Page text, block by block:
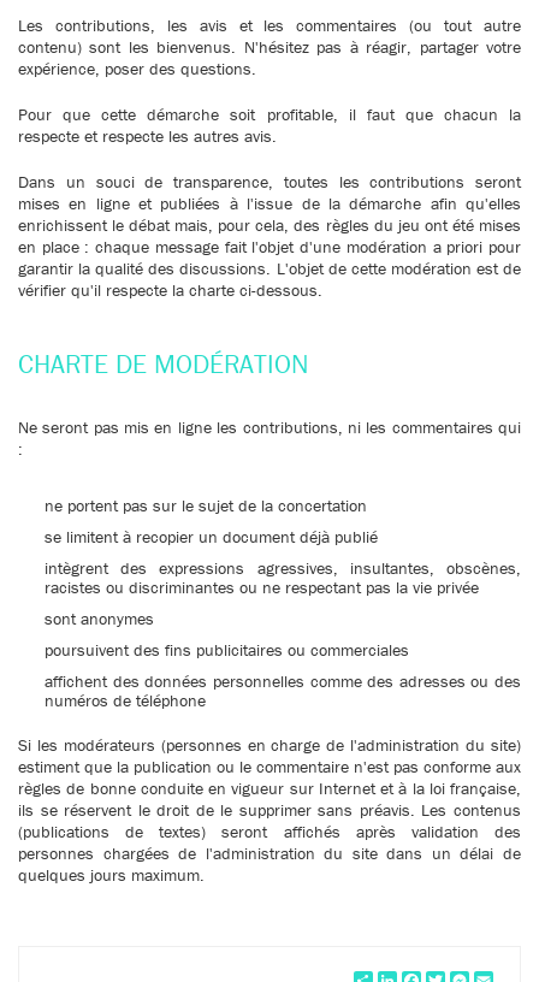
Les contributions, les avis et les commentaires (ou tout autre
contenu) sont les bienvenus. N'hésitez pas à réagir, partager votre
expérience, poser des questions.
Pour que cette démarche soit profitable, il faut que chacun la
respecte et respecte les autres avis.
Dans un souci de transparence, toutes les contributions seront
mises en ligne et publiées à l'issue de la démarche afin qu'elles
enrichissent le débat mais, pour cela, des règles du jeu ont été mises
en place : chaque message fait l'objet d'une modération a priori pour
garantir la qualité des discussions. L'objet de cette modération est de
vérifier qu'il respecte la charte ci-dessous.
CHARTE DE MODÉRATION
Ne seront pas mis en ligne les contributions, ni les commentaires qui
:
ne portent pas sur le sujet de la concertation
se limitent à recopier un document déjà publié
intègrent des expressions agressives, insultantes, obscènes,
racistes ou discriminantes ou ne respectant pas la vie privée
sont anonymes
poursuivent des fins publicitaires ou commerciales
affichent des données personnelles comme des adresses ou des
numéros de téléphone
Si les modérateurs (personnes en charge de l'administration du site)
estiment que la publication ou le commentaire n'est pas conforme aux
règles de bonne conduite en vigueur sur Internet et à la loi française,
ils se réservent le droit de le supprimer sans préavis. Les contenus
(publications de textes) seront affichés après validation des
personnes chargées de l'administration du site dans un délai de
quelques jours maximum.